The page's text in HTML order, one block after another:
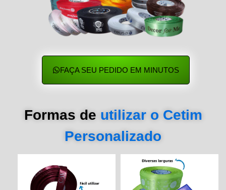
FAÇA SEU PEDIDO EM MINUTOS
Formas de utilizar o Cetim
Personalizado